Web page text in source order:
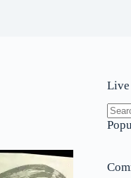
Live
No